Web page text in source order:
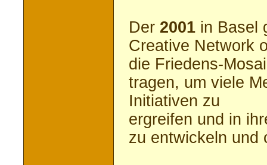
Der 2001 in Basel
Creative Network
die Friedens-
tragen, um viele
Initiativen zu
ergreifen und in
zu entwickeln und